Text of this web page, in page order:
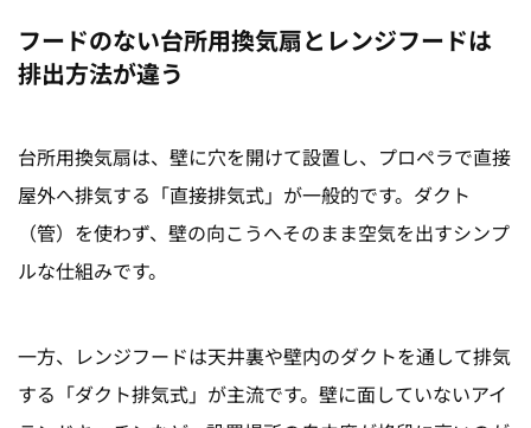
フードのない台所用換気扇とレンジフードは
排出方法が違う
台所用換気扇は、壁に穴を開けて設置し、プロペラで直接
屋外へ排気する「直接排気式」が一般的です。ダクト
（管）を使わず、壁の向こうへそのまま空気を出すシンプ
ルな仕組みです。
一方、レンジフードは天井裏や壁内のダクトを通して排気
する「ダクト排気式」が主流です。壁に面していないアイ